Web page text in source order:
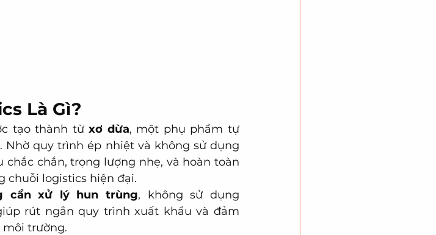
Là Gì?
tạo thành từ xơ dừa, một phụ phẩm tự
quy trình ép nhiệt và không sử dụng
chắn, trọng lượng nhẹ, và hoàn toàn
chuỗi logistics hiện đại.
cần xử lý hun trùng, không sử dụng
rút ngắn quy trình xuất khẩu và đảm
trường.